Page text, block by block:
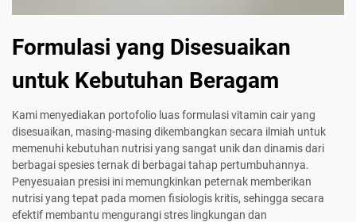
Formulasi yang Disesuaikan
untuk Kebutuhan Beragam
Kami menyediakan portofolio luas formulasi vitamin cair yang
disesuaikan, masing-masing dikembangkan secara ilmiah untuk
memenuhi kebutuhan nutrisi yang sangat unik dan dinamis dari
berbagai spesies ternak di berbagai tahap pertumbuhannya.
Penyesuaian presisi ini memungkinkan peternak memberikan
nutrisi yang tepat pada momen fisiologis kritis, sehingga secara
efektif membantu mengurangi stres lingkungan dan